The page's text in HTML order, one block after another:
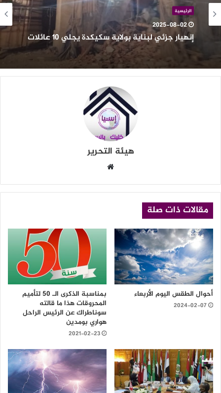
سكيكدة
يجلي
10
الرئيسية
2025-08-02
إنهيار جزئي لبناية بولاية سكيكدة يجلي 10 عائلات
هيئة التحرير
مقالات ذات صلة
أحوال الطقس اليوم الأربعاء
2024-02-07
بمناسبة الذكرى الـ 50 لتأميم
المحروقات هذا ما قالته
سوناطراك عن الرئيس الراحل
هواري بومدين
2021-02-23